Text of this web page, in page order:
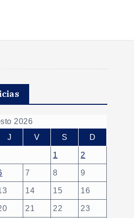
2026
J V S D
1 2
7 8 9
14 15 16
21 22 23